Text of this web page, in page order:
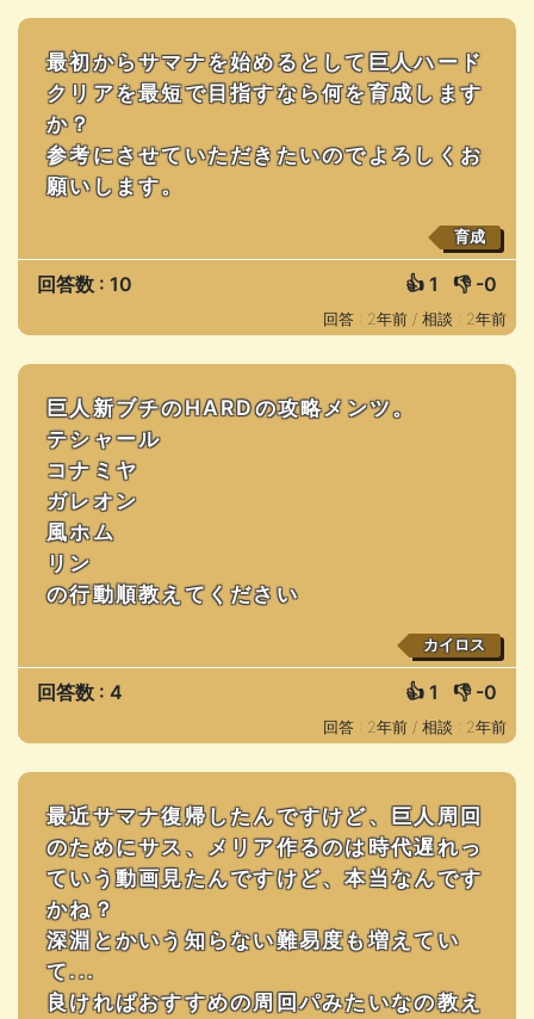
最初からサマナを始めるとして巨人ハード
クリアを最短で目指すなら何を育成します
か？
参考にさせていただきたいのでよろしくお
願いします。
育成
回答数 : 10 👍 1 👎 -0
回答 : 2年前 / 相談 : 2年前
巨人新ブチのHARDの攻略メンツ。
テシャール
コナミヤ
ガレオン
風ホム
リン
の行動順教えてください
カイロス
回答数 : 4 👍 1 👎 -0
回答 : 2年前 / 相談 : 2年前
最近サマナ復帰したんですけど、巨人周回
のためにサス、メリア作るのは時代遅れっ
ていう動画見たんですけど、本当なんです
かね？
深淵とかいう知らない難易度も増えてい
て...
良ければおすすめの周回パみたいなの教え